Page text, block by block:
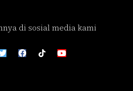
di sosial media kami